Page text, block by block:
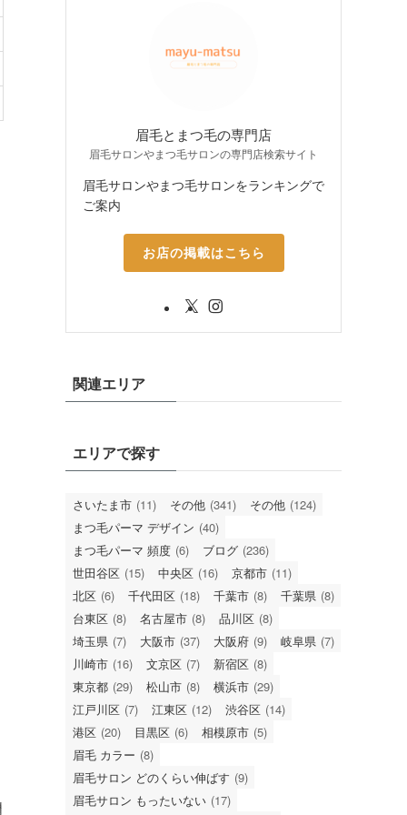
眉毛とまつ毛の専門店
眉毛サロンやまつ毛サロンの専門店検索サイト
眉毛サロンやまつ毛サロンをランキングで
ご案内
お店の掲載はこちら
関連エリア
エリアで探す
さいたま市 (11) その他 (341) その他 (124)
まつ毛パーマ デザイン (40)
まつ毛パーマ 頻度 (6) ブログ (236)
世田谷区 (15) 中央区 (16) 京都市 (11)
北区 (6) 千代田区 (18) 千葉市 (8) 千葉県 (8)
台東区 (8) 名古屋市 (8) 品川区 (8)
埼玉県 (7) 大阪市 (37) 大阪府 (9) 岐阜県 (7)
川崎市 (16) 文京区 (7) 新宿区 (8)
東京都 (29) 松山市 (8) 横浜市 (29)
江戸川区 (7) 江東区 (12) 渋谷区 (14)
港区 (20) 目黒区 (6) 相模原市 (5)
眉毛 カラー (8)
眉毛サロン どのくらい伸ばす (9)
眉毛サロン もったいない (17)